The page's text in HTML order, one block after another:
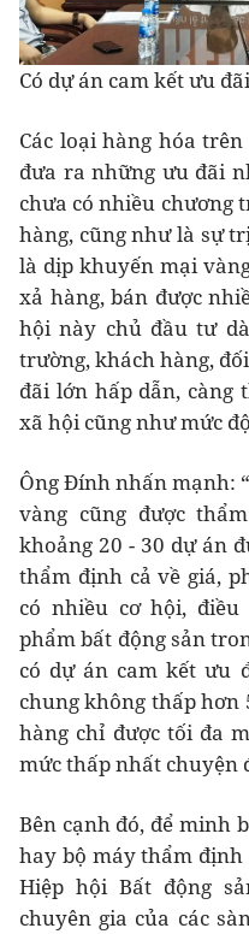
Có dự án cam kết ưu
Các loại hàng hóa
đưa ra những ưu đãi
chưa có nhiều chương
hàng, cũng như là sự
là dịp khuyến mại
xả hàng, bán được
hội này chủ đầu tư
trường, khách hàng,
đãi lớn hấp dẫn, càng
xã hội cũng như mức
Ông Đính nhấn mạnh:
vàng cũng được
khoảng 20 - 30 dự án
thẩm định cả về giá,
có nhiều cơ hội,
phẩm bất động sản
có dự án cam kết ưu
chung không thấp hơn
hàng chỉ được tối đa
mức thấp nhất chuyện
Bên cạnh đó, để minh
hay bộ máy thẩm định
Hiệp hội Bất động
chuyên gia của các